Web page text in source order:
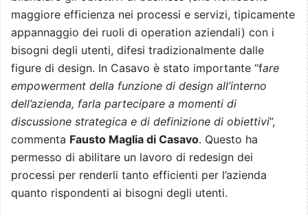
maggiore efficienza nei processi e servizi, tipicamente
appannaggio dei ruoli di operation aziendali) con i
bisogni degli utenti, difesi tradizionalmente dalle
figure di design. In Casavo è stato importante “fare
empowerment della funzione di design all’interno
dell’azienda, farla partecipare a momenti di
discussione strategica e di definizione di obiettivi”,
commenta Fausto Maglia di Casavo. Questo ha
permesso di abilitare un lavoro di redesign dei
processi per renderli tanto efficienti per l’azienda
quanto rispondenti ai bisogni degli utenti.